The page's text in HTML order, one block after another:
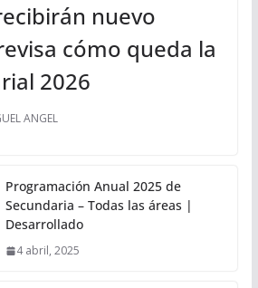
nuevo
cómo queda la
2026
ANGEL
Programación Anual 2025 de
Secundaria – Todas las áreas |
Desarrollado
4 abril, 2025